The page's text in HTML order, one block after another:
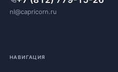
nl@capricorn.ru
НАВИГАЦИЯ